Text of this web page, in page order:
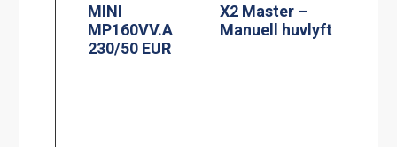
MINI
MP160VV.A
230/50 EUR
X2 Master –
Manuell huvlyft